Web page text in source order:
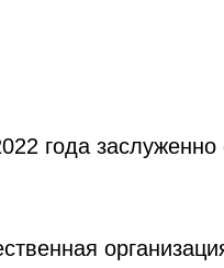
года заслуженно